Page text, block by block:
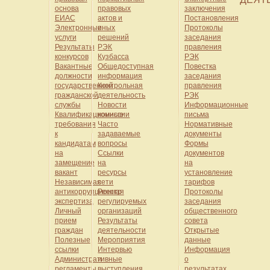
основа
ЕИАС
Электронные
услуги
Результаты
конкурсов
Вакантные
должности
государственной
гражданской
службы
Квалификационные
требования
к
кандидатам
на
замещение
вакант
Независимая
антикоррупционная
экспертиза
Личный
прием
граждан
Полезные
ссылки
Административные
правовых
актов и
иных
решений
РЭК
Кузбасса
Общедоступная
информация
Контрольная
деятельность
Новости
комиссии
Часто
задаваемые
вопросы
Ссылки
на
ресурсы
сети
Реестр
регулируемых
организаций
Результаты
деятельности
Мероприятия
Интервью
и
заключения
Постановления
Протоколы
заседания
правления
РЭК
Повестка
заседания
правления
РЭК
Информационные
письма
Нормативные
документы
Формы
документов
на
установление
тарифов
Протоколы
заседания
общественного
совета
Открытые
данные
Информация
о